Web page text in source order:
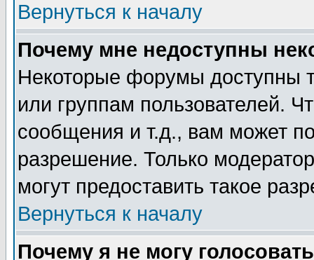
Вернуться к началу
Почему мне недоступны
Некоторые форумы доступны
или группам пользователей.
сообщения и т.д., вам может
разрешение. Только
могут предоставить такое
Вернуться к началу
Почему я не могу